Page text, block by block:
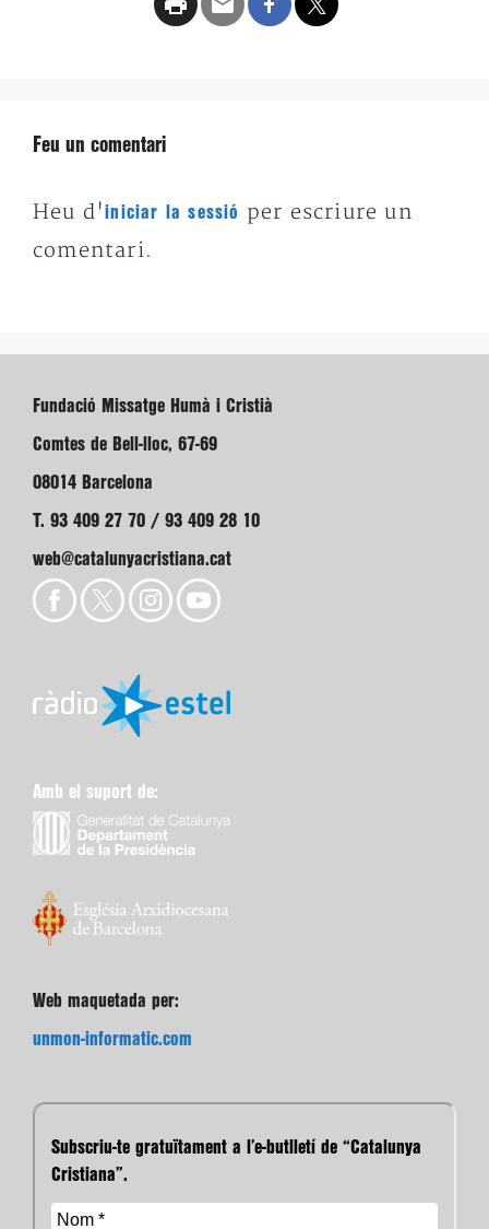
Feu un comentari
Heu d'iniciar la sessió
per escriure un
comentari.
Fundació Missatge Humà i Cristià
Comtes de Bell-lloc, 67-69
08014 Barcelona
T. 93 409 27 70 / 93 409 28 10
web@catalunyacristiana.cat
Amb el suport de:
Web maquetada per:
unmon-informatic.com
Subscriu-te gratuïtament a l’e-butlletí de “Catalunya
Cristiana”.